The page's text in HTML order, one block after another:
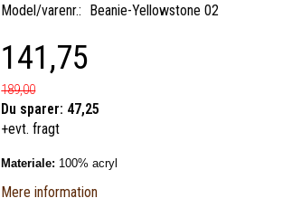
Model/varenr.: Beanie-Yellowstone 02
141,75
189,00
Du sparer: 47,25
+evt. fragt
Materiale: 100% acryl
Mere information